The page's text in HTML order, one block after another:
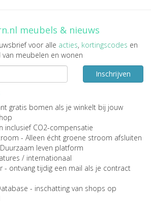
meubels & nieuws
voor alle acties, kortingscodes en
meubelen en wonen
Inschrijven
gratis bomen als je winkelt bij jouw
inclusief CO2-compensatie
- Alleen écht groene stroom afsluiten
leven platform
/ internationaal
- ontvang tijdig een mail als je contract
- inschatting van shops op